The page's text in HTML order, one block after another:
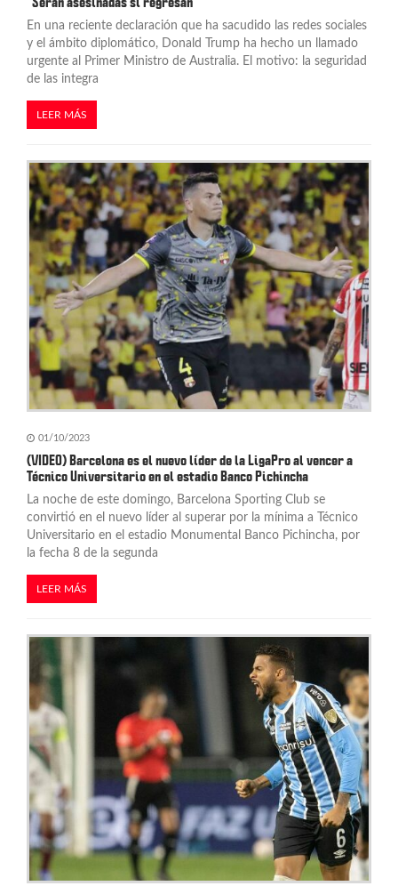
“Serán asesinadas si regresan”
En una reciente declaración que ha sacudido las redes sociales
y el ámbito diplomático, Donald Trump ha hecho un llamado
urgente al Primer Ministro de Australia. El motivo: la seguridad
de las integra
LEER MÁS
01/10/2023
(VIDEO) Barcelona es el nuevo líder de la LigaPro al vencer a
Técnico Universitario en el estadio Banco Pichincha
La noche de este domingo, Barcelona Sporting Club se
convirtió en el nuevo líder al superar por la mínima a Técnico
Universitario en el estadio Monumental Banco Pichincha, por
la fecha 8 de la segunda
LEER MÁS